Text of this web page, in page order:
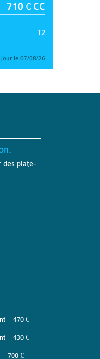
710 € CC
T2
jour le 07/08/26
des plate-
470 €
430 €
700 €